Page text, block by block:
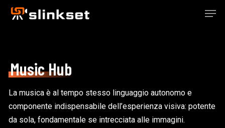
Skip
Music Hub
La musica è al tempo stesso linguaggio autonomo e
componente indispensabile dell’esperienza visiva: potente
da sola, fondamentale se intrecciata alle immagini.